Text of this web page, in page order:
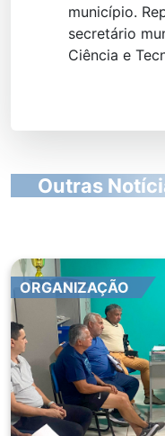
município.
secretário
Ciência e
Outras
ORGANIZAÇÃO